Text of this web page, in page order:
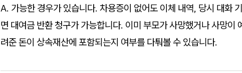
A. 가능한 경우가 있습니다. 차용증이 없어도 이체 내역, 당시 대화
면 대여금 반환 청구가 가능합니다. 이미 부모가 사망했거나 사망이
려준 돈이 상속재산에 포함되는지 여부를 다퉈볼 수 있습니다.